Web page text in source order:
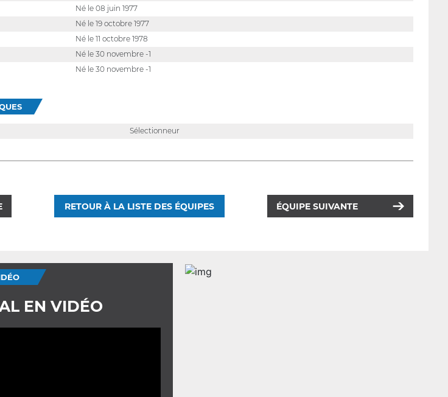
Né le 08 juin 1977
Né le 19 octobre 1977
Né le 11 octobre 1978
Né le 30 novembre -1
Né le 30 novembre -1
Sélectionneur
RETOUR À LA LISTE DES ÉQUIPES ÉQUIPE SUIVANTE
EN VIDÉO